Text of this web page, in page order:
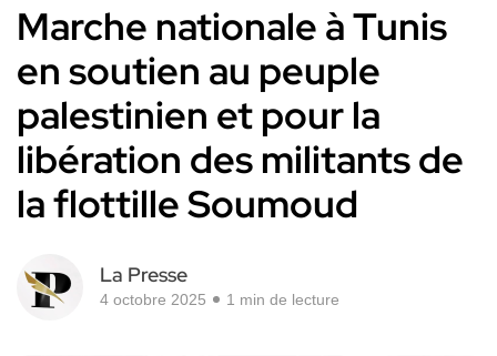
Marche nationale à Tunis
en soutien au peuple
palestinien et pour la
libération des militants de
la flottille Soumoud
La Presse
4 octobre 2025 1 min de lecture